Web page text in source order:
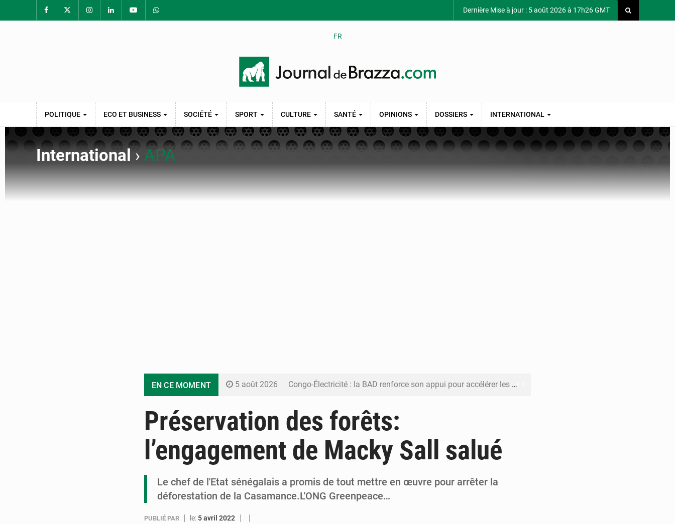
Dernière Mise à jour : 5 août 2026 à 17h26 GMT
FR
POLITIQUE ECO ET BUSINESS SOCIÉTÉ SPORT CULTURE SANTÉ OPINIONS DOSSIERS INTERNATIONAL
International › APA
EN CE MOMENT 5 août 2026 Congo-Électricité : la BAD renforce son appui pour accélérer les investissements
5 août 2026 Assassinat de l’entrepreneur sportif Vally Amisi : le principal suspect arrêté à Brazzaville
5 août 2026 Compétitions africaines : la CAF ferme la porte à l’AC Léopards et à l’AS Otohô
Préservation des forêts:
l’engagement de Macky Sall salué
Le chef de l'Etat sénégalais a promis de tout mettre en œuvre pour arrêter la
déforestation de la Casamance.L'ONG Greenpeace…
PUBLIÉ PAR le: 5 avril 2022